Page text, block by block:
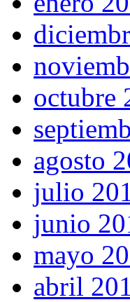
octubre
agosto
julio
junio
mayo
abril